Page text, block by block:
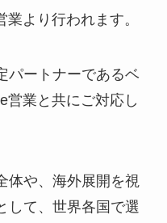
より行われます。
パートナーであるベ
営業と共にご対応し
体や、海外展開を視
して、世界各国で選